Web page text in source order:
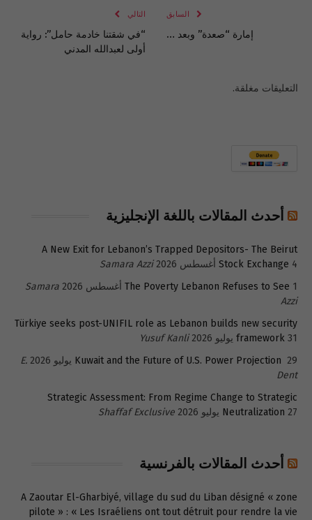
السابق
إمارة “صعدة” وبعد …
التالي
“في شقتنا خادمة حامل”: رواية
أولى لعبدالله المدني
التعليقات مغلقة.
أحدث المقالات باللغة الإنجليزية
A New Exit for Lebanon’s Trapped Depositors- The Beirut
Stock Exchange 4 أغسطس 2026
Samara Azzi
The Poverty Lebanon Refuses to See 1 أغسطس 2026
Samara
Azzi
Türkiye seeks post-UNIFIL role as Lebanon builds new security
framework 31 يوليو 2026
Yusuf Kanli
Kuwait and the Future of U.S. Power Projection 29 يوليو 2026
E.
Dent
Strategic Assessment: From Regime Change to Strategic
Neutralization 27 يوليو 2026 Shaffaf Exclusive
أحدث المقالات بالفرنسية
A Zaoutar El-Gharbiyé, village du sud du Liban désigné « zone
pilote » : « Les Israéliens ont tout détruit pour rendre la vie